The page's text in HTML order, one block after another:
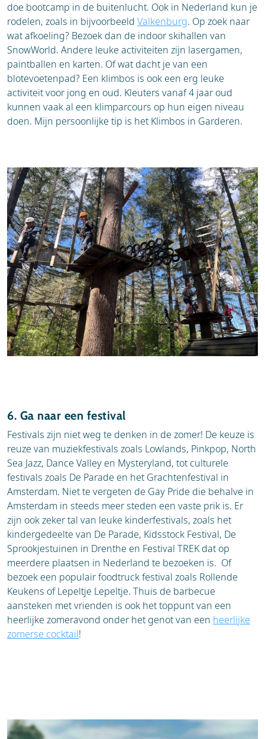
doe bootcamp in de buitenlucht. Ook in Nederland kun je
rodelen, zoals in bijvoorbeeld Valkenburg. Op zoek naar
wat afkoeling? Bezoek dan de indoor skihallen van
SnowWorld. Andere leuke activiteiten zijn lasergamen,
paintballen en karten. Of wat dacht je van een
blotevoetenpad? Een klimbos is ook een erg leuke
activiteit voor jong en oud. Kleuters vanaf 4 jaar oud
kunnen vaak al een klimparcours op hun eigen niveau
doen. Mijn persoonlijke tip is het Klimbos in Garderen.
6. Ga naar een festival
Festivals zijn niet weg te denken in de zomer! De keuze is
reuze van muziekfestivals zoals Lowlands, Pinkpop, North
Sea Jazz, Dance Valley en Mysteryland, tot culturele
festivals zoals De Parade en het Grachtenfestival in
Amsterdam. Niet te vergeten de Gay Pride die behalve in
Amsterdam in steeds meer steden een vaste prik is. Er
zijn ook zeker tal van leuke kinderfestivals, zoals het
kindergedeelte van De Parade, Kidsstock Festival, De
Sprookjestuinen in Drenthe en Festival TREK dat op
meerdere plaatsen in Nederland te bezoeken is. Of
bezoek een populair foodtruck festival zoals Rollende
Keukens of Lepeltje Lepeltje. Thuis de barbecue
aansteken met vrienden is ook het toppunt van een
heerlijke zomeravond onder het genot van een heerlijke
zomerse cocktail!